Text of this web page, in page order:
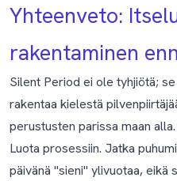
Yhteenveto:
rakentaminen
Silent Period ei ole tyhjiötä;
rakentaa kielestä
perustusten parissa maan alla.
Luota prosessiin. Jatka
päivänä "sieni" ylivuotaa, eikä